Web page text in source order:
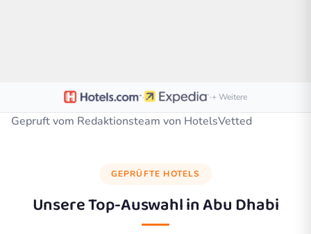
· ·+ Weitere
Gepruft vom Redaktionsteam von HotelsVetted
GEPRÜFTE HOTELS
Unsere Top-Auswahl inAbu Dhabi